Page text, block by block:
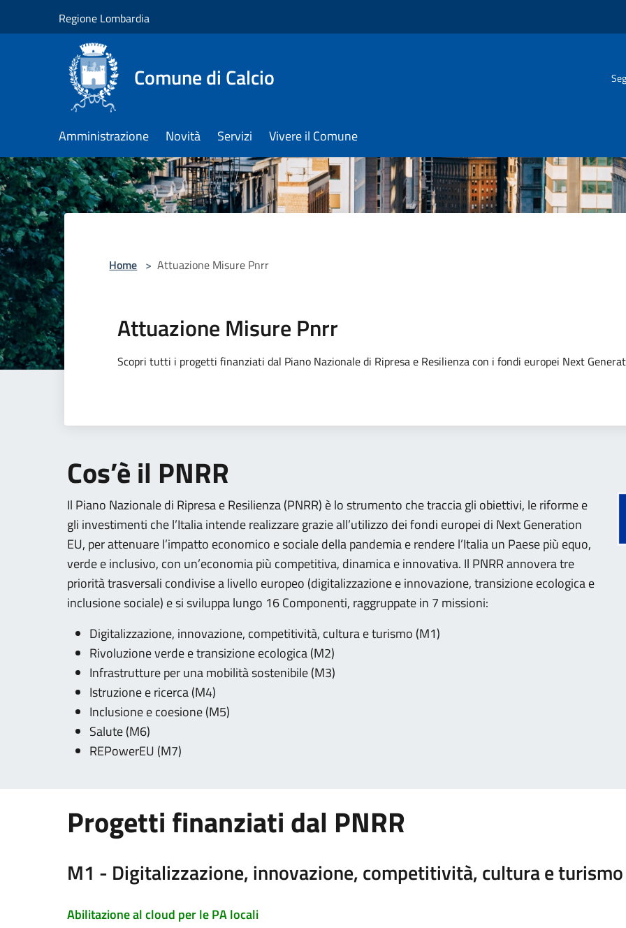
Regione Lombardia
Comune di Calcio
Amministrazione Novità Servizi Vivere il Comune
Home > Attuazione Misure Pnrr
Attuazione Misure Pnrr
Scopri tutti i progetti finanziati dal Piano Nazionale di Ripresa e Resilienza con i fondi europei Next
Cos’è il PNRR
Il Piano Nazionale di Ripresa e Resilienza (PNRR) è lo strumento che traccia gli obiettivi, le riforme e
gli investimenti che l’Italia intende realizzare grazie all’utilizzo dei fondi europei di Next Generation
EU, per attenuare l’impatto economico e sociale della pandemia e rendere l’Italia un Paese più equo,
verde e inclusivo, con un’economia più competitiva, dinamica e innovativa. Il PNRR annovera tre
priorità trasversali condivise a livello europeo (digitalizzazione e innovazione, transizione ecologica e
inclusione sociale) e si sviluppa lungo 16 Componenti, raggruppate in 7 missioni:
Digitalizzazione, innovazione, competitività, cultura e turismo (M1)
Rivoluzione verde e transizione ecologica (M2)
Infrastrutture per una mobilità sostenibile (M3)
Istruzione e ricerca (M4)
Inclusione e coesione (M5)
Salute (M6)
REPowerEU (M7)
Progetti finanziati dal PNRR
M1 - Digitalizzazione, innovazione, competitività, cultura e turismo
Abilitazione al cloud per le PA locali